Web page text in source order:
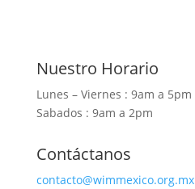
Nuestro Horario
Lunes – Viernes : 9am a 5pm
Sabados : 9am a 2pm
Contáctanos
contacto@wimmexico.org.mx